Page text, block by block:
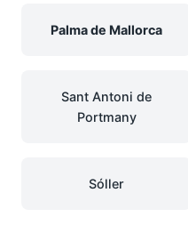
Palma de Mallorca
Sant Antoni de
Portmany
Sóller